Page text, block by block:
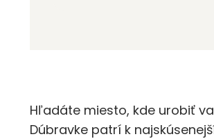
Hľadáte miesto, kde urobiť
Dúbravke patrí k